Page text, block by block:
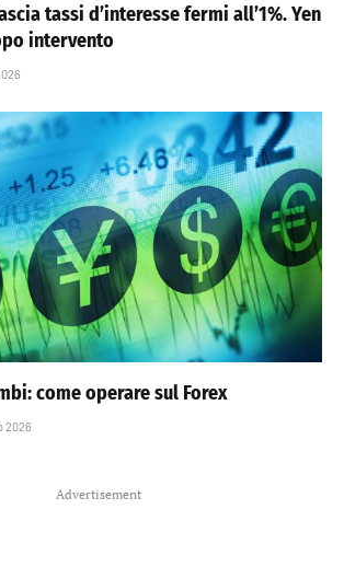
tassi d’interesse fermi all’1%. Yen
intervento
come operare sul Forex
2026
Advertisement